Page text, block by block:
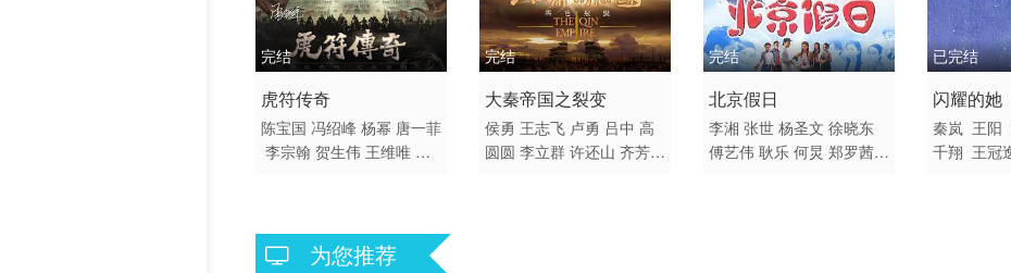
完结
2012 / 大陆 / 国语
剧情 古装 国产
虎符传奇
陈宝国 冯绍峰 杨幂 唐一菲
李宗翰 贺生伟 王维唯 薛
完结
2009 / 大陆 / 国语
剧情 历史 古装 国产
大秦帝国之裂变
侯勇 王志飞 卢勇 吕中 高
圆圆 李立群 许还山 齐芳
完结
2002 / 大陆 / 其它
剧情 喜剧 爱情 国产
北京假日
李湘 张世 杨圣文 徐晓东
傅艺伟 耿乐 何炅 郑罗茜
已完结
2023 / 大陆
剧情 国产
闪耀的她
秦岚 王阳
千翔 王冠
为您推荐